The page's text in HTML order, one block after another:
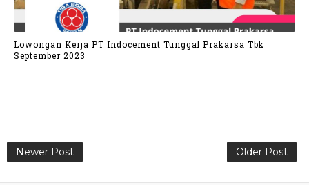
Lowongan Kerja PT Indocement Tunggal Prakarsa Tbk
September 2023
Newer Post Older Post